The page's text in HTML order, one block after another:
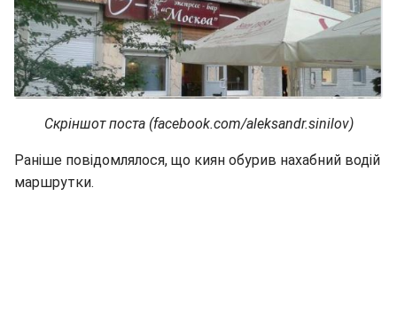
Скріншот поста (facebook.com/aleksandr.sinilov)
Раніше повідомлялося, що киян обурив нахабний водій
маршрутки.